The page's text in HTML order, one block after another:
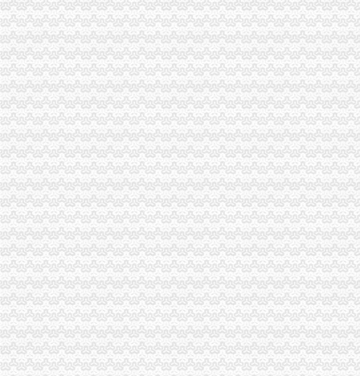
重庆渝中区的重庆天地除了琳琅,还有哪些地方可以接办宴？_搜
重庆天地写字楼|重庆市辖区渝中区重庆天地写字楼|地理位置|交通状况|
化龙桥-重庆天地旁-渝中区预订,化龙桥-重庆天地旁-渝中区价格_地址
渝中：免费上网区域扩展到大坪和重庆天地——人民网·重庆视窗—
【重庆渝中区】重庆天地雍江翠璟均价元/平米架报名中_重
重庆市渝中区人民
渝中区重庆天地,佳黄金地段商铺开.抢,重庆渝中李子坝重庆天地商
渝中区重庆天地雍江庭高层江景视野开阔住宅时尚小区,重庆渝中
渝中区重庆天地雍江翠璟楼层低带车位出售欢迎实地看房,重庆渝中
重庆天地是否属于渝中区有商铺卖没有价格多少–安居客房产问答
重庆市渝中区化龙桥重庆天地股票期货网上开户操作流程
重庆天地对渝中区的发展看来起到很大的作用……-重庆搜狐焦点
渝中区华龙桥重庆天地_中华文本库
【美宿美家酒店式公寓（重庆天地店）】地址：重庆市渝中区化龙桥
渝中免费上网区域扩展到大坪和重庆天地_网易新闻
【5图】渝中区、重庆天地江景房、采光好一湖一江景,重庆渝中李子
瑞安重庆天地商铺商铺出售,渝中区重庆天地企业天地临街住宅底商
【多图】渝中区重庆天地板式精装江景豪宅现房带人和街学指标,
渝中区重庆天地公寓,现房买一层送一层,品质大盘轻轨房,渝中化龙
重庆市渝中区物业协会参观重庆天地认可丰诚物业优质服务_新浪家居
重庆渝中重庆天地户型图-找我家-土巴兔装修网
投诉渝中区重庆天地雍江艺庭小区物管_重庆市公开信箱